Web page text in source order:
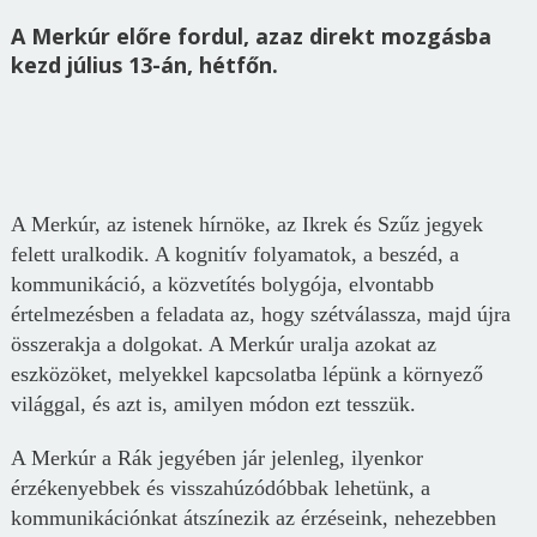
A Merkúr előre fordul, azaz direkt mozgásba
kezd július 13-án, hétfőn.
A Merkúr, az istenek hírnöke, az Ikrek és Szűz jegyek
felett uralkodik. A kognitív folyamatok, a beszéd, a
kommunikáció, a közvetítés bolygója, elvontabb
értelmezésben a feladata az, hogy szétválassza, majd újra
összerakja a dolgokat. A Merkúr uralja azokat az
eszközöket, melyekkel kapcsolatba lépünk a környező
világgal, és azt is, amilyen módon ezt tesszük.
A Merkúr a Rák jegyében jár jelenleg, ilyenkor
érzékenyebbek és visszahúzódóbbak lehetünk, a
kommunikációnkat átszínezik az érzéseink, nehezebben